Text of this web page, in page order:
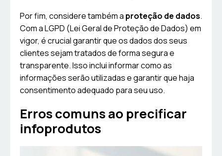
Por fim, considere também a proteção de dados.
Com a LGPD (Lei Geral de Proteção de Dados) em
vigor, é crucial garantir que os dados dos seus
clientes sejam tratados de forma segura e
transparente. Isso inclui informar como as
informações serão utilizadas e garantir que haja
consentimento adequado para seu uso.
Erros comuns ao precificar
infoprodutos